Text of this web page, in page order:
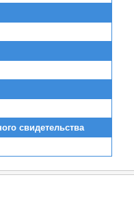
свидетельства